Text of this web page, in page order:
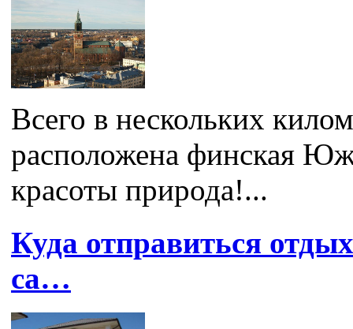
Всего в нескольких
расположена финская
красоты природа!...
Куда отправиться
са…